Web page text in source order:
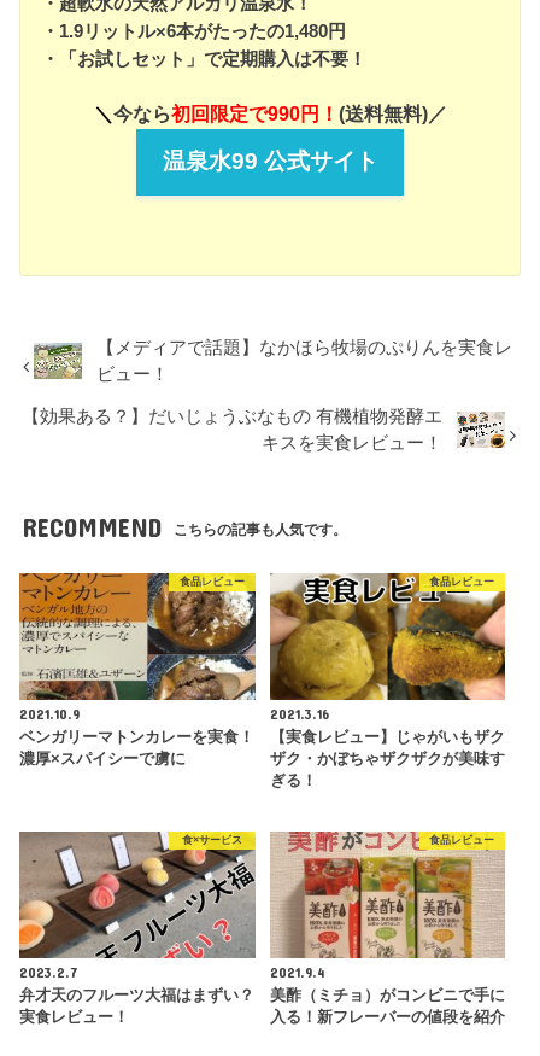
・1.9リットル×6本がたったの1,480円
・「お試しセット」で定期購入は不要！
＼ 今なら初回限定で990円！ (送料無料)／
温泉水99 公式サイト
【メディアで話題】なかほら牧場のぷりんを実食レ
ビュー！
【効果ある？】だいじょうぶなもの 有機植物発酵エ
キスを実食レビュー！
RECOMMEND こちらの記事も人気です。
食品レビュー
2021.10.9
ベンガリーマトンカレーを実食！
濃厚×スパイシーで虜に
食品レビュー
2021.3.16
【実食レビュー】じゃがいもザク
ザク・かぼちゃザクザクが美味す
ぎる！
食×サービス
2023.2.7
弁才天のフルーツ大福はまずい？
実食レビュー！
食品レビュー
2021.9.4
美酢（ミチョ）がコンビニで手に
入る！新フレーバーの値段を紹介